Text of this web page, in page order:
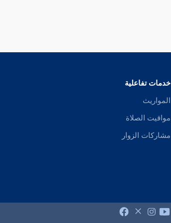
خدمات تفاعلية
المواريث
مواقيت الصلاة
مشاركات الزوار